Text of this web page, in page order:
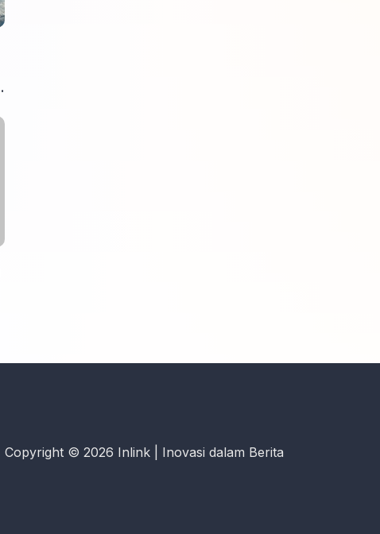
Copyright © 2026 Inlink | Inovasi dalam Berita